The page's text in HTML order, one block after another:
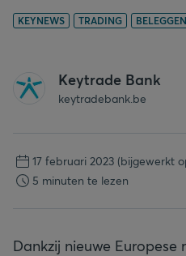
KEYNEWS TRADING BELEGGEN
Keytrade Bank
keytradebank.be
17 februari 2023 (bijgewerkt
5 minuten te lezen
Dankzij nieuwe